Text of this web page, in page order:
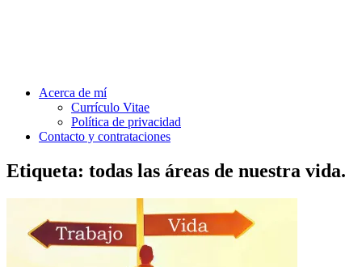
Acerca de mí
Currículo Vitae
Política de privacidad
Contacto y contrataciones
Etiqueta: todas las áreas de nuestra vida.